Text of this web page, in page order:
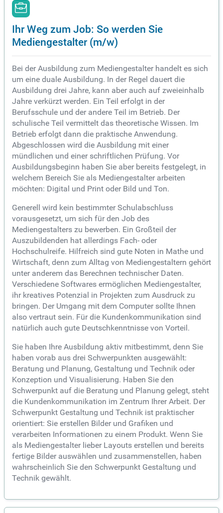
Ihr Weg zum Job: So werden Sie
Mediengestalter (m/w)
Bei der Ausbildung zum Mediengestalter handelt es sich
um eine duale Ausbildung. In der Regel dauert die
Ausbildung drei Jahre, kann aber auch auf zweieinhalb
Jahre verkürzt werden. Ein Teil erfolgt in der
Berufsschule und der andere Teil im Betrieb. Der
schulische Teil vermittelt das theoretische Wissen. Im
Betrieb erfolgt dann die praktische Anwendung.
Abgeschlossen wird die Ausbildung mit einer
mündlichen und einer schriftlichen Prüfung. Vor
Ausbildungsbeginn haben Sie aber bereits festgelegt, in
welchem Bereich Sie als Mediengestalter arbeiten
möchten: Digital und Print oder Bild und Ton.
Generell wird kein bestimmter Schulabschluss
vorausgesetzt, um sich für den Job des
Mediengestalters zu bewerben. Ein Großteil der
Auszubildenden hat allerdings Fach- oder
Hochschulreife. Hilfreich sind gute Noten in Mathe und
Wirtschaft, denn zum Alltag von Mediengestaltern gehört
unter anderem das Berechnen technischer Daten.
Verschiedene Softwares ermöglichen Mediengestalter,
ihr kreatives Potenzial in Projekten zum Ausdruck zu
bringen. Der Umgang mit dem Computer sollte Ihnen
also vertraut sein. Für die Kundenkommunikation sind
natürlich auch gute Deutschkenntnisse von Vorteil.
Sie haben Ihre Ausbildung aktiv mitbestimmt, denn Sie
haben vorab aus drei Schwerpunkten ausgewählt:
Beratung und Planung, Gestaltung und Technik oder
Konzeption und Visualisierung. Haben Sie den
Schwerpunkt auf die Beratung und Planung gelegt, steht
die Kundenkommunikation im Zentrum Ihrer Arbeit. Der
Schwerpunkt Gestaltung und Technik ist praktischer
orientiert: Sie erstellen Bilder und Grafiken und
verarbeiten Informationen zu einem Produkt. Wenn Sie
als Mediengestalter lieber Layouts erstellen und bereits
fertige Bilder auswählen und zusammenstellen, haben
wahrscheinlich Sie den Schwerpunkt Gestaltung und
Technik gewählt.